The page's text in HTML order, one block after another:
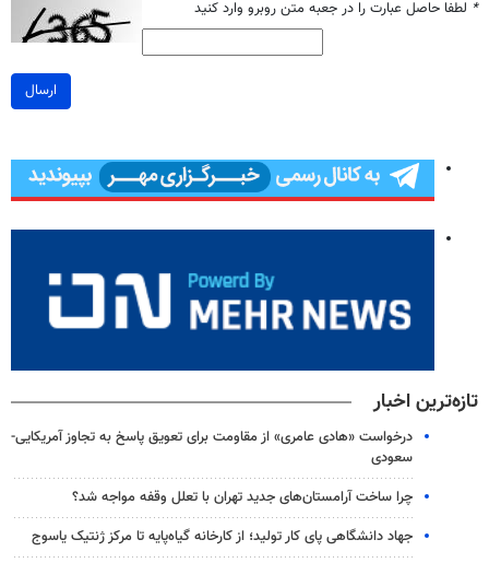
* لطفا حاصل عبارت را در جعبه متن روبرو وارد کنید
ارسال
تازه‌ترین اخبار
درخواست «هادی عامری» از مقاومت برای تعویق پاسخ به تجاوز آمریکایی-
سعودی
چرا ساخت آرامستان‌های جدید تهران با تعلل وقفه مواجه شد؟
جهاد دانشگاهی پای کار تولید؛ از کارخانه گیاه‌پایه تا مرکز ژنتیک یاسوج